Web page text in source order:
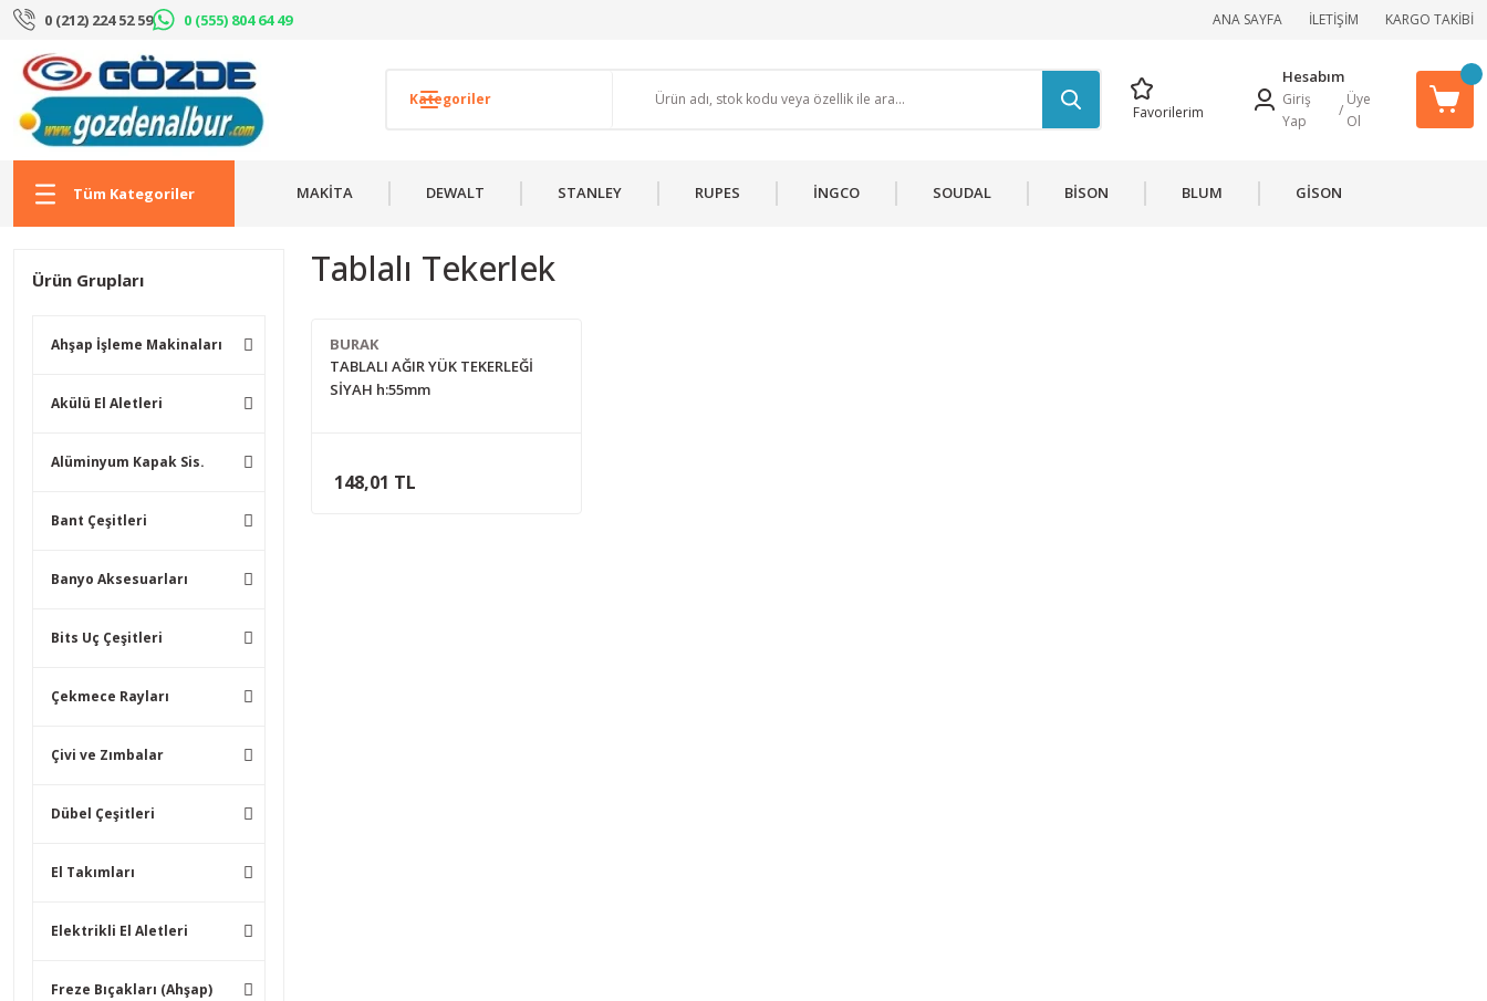
0 (212) 224 52 59 0 (555) 804 64 49 ANA SAYFA İLETİŞİM KARGO TAKİBİ
Favorilerim
Hesabım
Giriş
Yap
/
Üye
Ol
Tüm Kategoriler MAKİTA DEWALT STANLEY RUPES İNGCO SOUDAL BİSON BLUM GİSON
Ürün Grupları
Ahşap İşleme Makinaları
Akülü El Aletleri
Alüminyum Kapak Sis.
Bant Çeşitleri
Banyo Aksesuarları
Bits Uç Çeşitleri
Çekmece Rayları
Çivi ve Zımbalar
Dübel Çeşitleri
El Takımları
Elektrikli El Aletleri
Freze Bıçakları (Ahşap)
Tablalı Tekerlek
BURAK
TABLALI AĞIR YÜK TEKERLEĞİ
SİYAH h:55mm
148,01 TL